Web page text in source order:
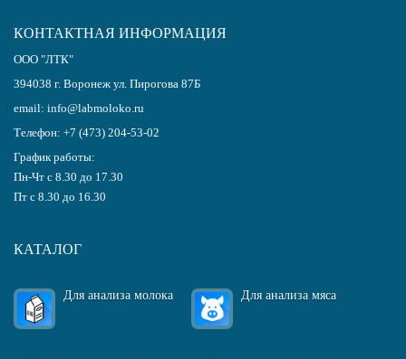
КОНТАКТНАЯ ИНФОРМАЦИЯ
ООО "ЛТК"
394038 г. Воронеж ул. Пирогова 87Б
email: info@labmoloko.ru
Телефон: +7 (473) 204-53-02
График работы:
Пн-Чт с 8.30 до 17.30
Пт с 8.30 до 16.30
КАТАЛОГ
Для анализа молока Для анализа мяса